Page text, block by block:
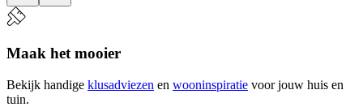
Maak het mooier
Bekijk handige klusadviezen en wooninspiratie voor jouw huis en
tuin.